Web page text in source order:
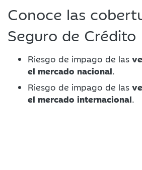
Conoce las
Seguro de Crédito
Riesgo de impago de las
el mercado nacional.
Riesgo de impago de las
el mercado internacional.